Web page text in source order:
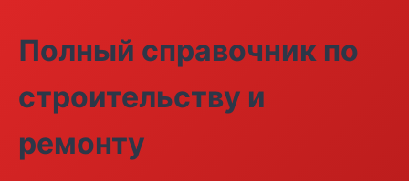
Полный справочник по
строительству и
ремонту